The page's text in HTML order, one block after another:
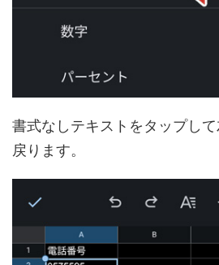
書式なしテキストをタップし
戻ります。